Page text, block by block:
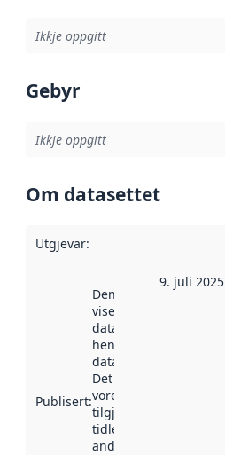
Ikkje oppgitt
Gebyr
Ikkje oppgitt
Om datasettet
Utgjevar:
Publisert:
Denne datoen
viser når
datasettet vart
henta inn av
data.norge.no.
Det kan ha
vore
tilgjengeleg
tidlegare
andre stader.
9. juli 2025